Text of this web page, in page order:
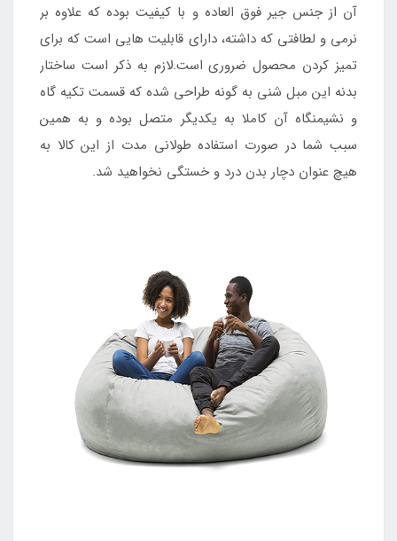
آن از جنس جیر فوق العاده و با کیفیت بوده که علاوه بر
نرمی و لطافتی که داشته، دارای قابلیت هایی است که برای
تمیز کردن محصول ضروری است.لازم به ذکر است ساختار
بدنه این مبل شنی به گونه طراحی شده که قسمت تکیه گاه
و نشیمنگاه آن کاملا به یکدیگر متصل بوده و به همین
سبب شما در صورت استفاده طولانی مدت از این کالا به
هیچ عنوان دچار بدن درد و خستگی نخواهید شد.